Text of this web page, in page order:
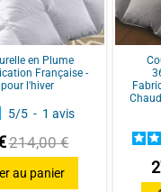
en Plume
Française -
l'hiver
5/5 - 1 avis
214,00 €
au panier